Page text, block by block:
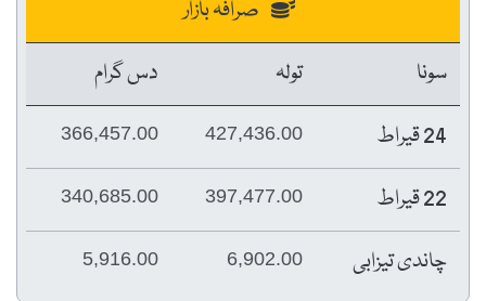
صرافہ بازار
سونا
تولہ
دس گرام
24 قیراط
427,436.00
366,457.00
22 قیراط 397,477.00
340,685.00
چاندی تیزابی 6,902.00
5,916.00